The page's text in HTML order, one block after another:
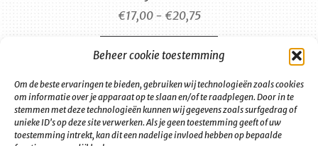
Beheer cookie toestemming
Om de beste ervaringen te bieden, gebruiken wij technologieën zoals cookies
om informatie over je apparaat op te slaan en/of te raadplegen. Door in te
stemmen met deze technologieën kunnen wij gegevens zoals surfgedrag of
unieke ID's op deze site verwerken. Als je geen toestemming geeft of uw
toestemming intrekt, kan dit een nadelige invloed hebben op bepaalde
€17,00 - €20,75Prijsklasse:
€17,00
tot
Opties selecteren
product
heeft
meerdere
variaties.
Deze